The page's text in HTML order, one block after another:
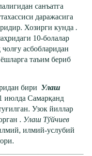
санъатга
даражасига
Хозирги кунда .
10-болалар
асбобларидан
таъим бериб
бири Улаш
июлда Самарқанд
Узок йиллар
. Улаш Тўйчиев
илмий-услубий